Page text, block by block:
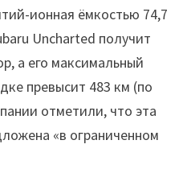
ионная ёмкостью 74,7
Uncharted получит
а его максимальный
превысит 483 км (по
отметили, что эта
«в ограниченном